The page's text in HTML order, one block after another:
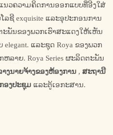
ວຄວາມຄິດການອອກແບບທີ່ອີງໃສ່
ລຊີ exquisite ແລະອຸປະກອນການ
ພັນຂອງພວກເຮົາສະແດງໃຫ້ເຫັນ
ແລະຊຸດ Roya ຂອງພວກ
ລາຍ. Roya Series ຜະລິດຕະພັນ
າງນາຍຈ້າງຂອງຫ້ອງການ , ສະຖານີ
ອງປະຊຸມ ແລະຕູ້ເອກະສານ.